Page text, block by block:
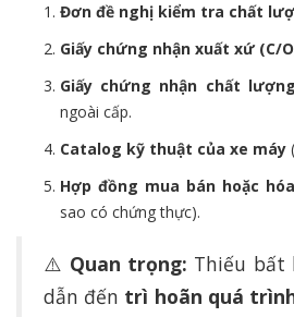
Đơn đề nghị kiểm tra chất
Giấy chứng nhận xuất xứ (C/
Giấy chứng nhận chất lượng
ngoài cấp.
Catalog kỹ thuật của xe máy
Hợp đồng mua bán hoặc
sao có chứng thực).
⚠️ Quan trọng: Thiếu bất
dẫn đến trì hoãn quá